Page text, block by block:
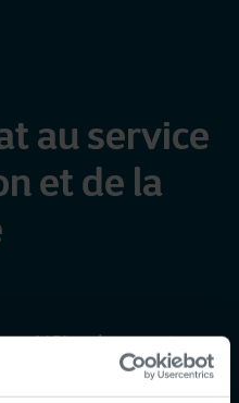
au service
et de la
NSI a démarré par
de solutions.